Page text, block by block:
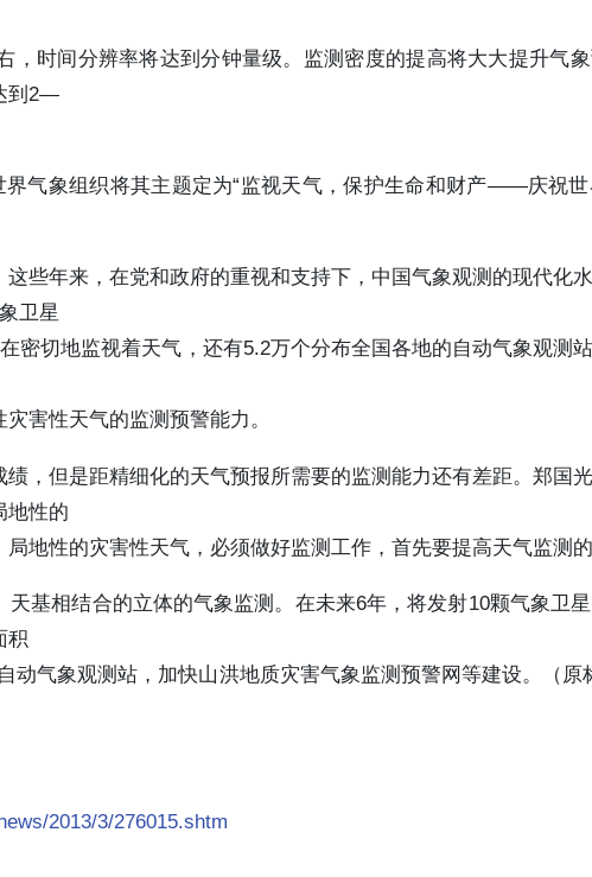
，时间分辨率将达到分钟量级。监测密度的提高将大大提升气
到2—
气象组织将其主题定为“监视天气，保护生命和财产——庆祝世
些年来，在党和政府的重视和支持下，中国气象观测的现代化
卫星
密切地监视着天气，还有5.2万个分布全国各地的自动气象观测
害性天气的监测预警能力。
，但是距精细化的天气预报所需要的监测能力还有差距。郑国
地性的
地性的灾害性天气，必须做好监测工作，首先要提高天气监测的
基相结合的立体的气象监测。在未来6年，将发射10颗气象卫
积
动气象观测站，加快山洪地质灾害气象监测预警网等建设。（原
2013/3/276015.shtm